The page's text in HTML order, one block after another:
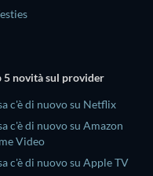
5 novità sul provider
c'è di nuovo su Netflix
c'è di nuovo su Amazon
Video
c'è di nuovo su Apple TV